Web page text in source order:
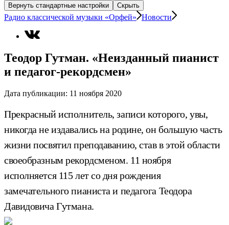
Вернуть стандартные настройки
Скрыть
Радио классической музыки «Орфей» Новости
Теодор Гутман. «Неизданный пианист
и педагог-рекордсмен»
Дата публикации: 11 ноября 2020
Прекрасный исполнитель, записи которого, увы,
никогда не издавались на родине, он большую часть
жизни посвятил преподаванию, став в этой области
своеобразным рекордсменом. 11 ноября
исполняется 115 лет со дня рождения
замечательного пианиста и педагога Теодора
Давидовича Гутмана.